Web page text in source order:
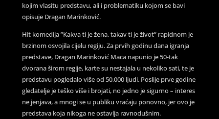
kojim vlasitu predstavu, ali i problematiku kojom se bavi
opisuje Dragan Marinković.
Hit komedija ”Kakva ti je žena, takav ti je život” rapidnom je
brzinom osvojila cijelu regiju. Za prvih godinu dana igranja
predstave, Dragan Marinković Maca napunio je 50-tak
dvorana širom regije, karte su nestajala u nekoliko sati, te je
predstavu pogledalo više od 50,000 ljudi. Poslije prve godine
gledatelje je teško više i brojati, no jedno je sigurno – interes
ne jenjava, a mnogi se u publiku vraćaju ponovno, jer ovo je
predstava koja nikoga ne ostavlja ravnodušnim.